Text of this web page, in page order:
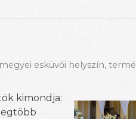
esküvői helyszín,
kimondja: